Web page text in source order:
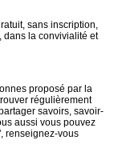
sans inscription,
dans la convivialité et
proposé par la
régulièrement
savoirs, savoir-
aussi vous pouvez
renseignez-vous